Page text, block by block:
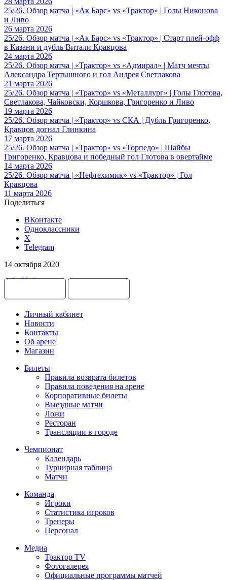
25/26. Обзор матча | «Ак Барс» vs «Трактор» | Голы Никонова
и Ливо
26 марта 2026
25/26. Обзор матча | «Ак Барс» vs «Трактор» | Старт плей-офф
в Казани и дубль Витали Кравцова
24 марта 2026
25/26. Обзор матча | «Трактор» vs «Адмирал» | Матч мечты
Александра Тертышного и гол Андрея Светлакова
21 марта 2026
25/26. Обзор матча | «Трактор» vs «Металлург» | Голы Глотова,
Светлакова, Чайковски, Коршкова, Григоренко и Ливо
19 марта 2026
25/26. Обзор матча | «Трактор» vs СКА | Дубль Григоренко,
Кравцов догнал Глинкина
17 марта 2026
25/26. Обзор матча | «Трактор» vs «Торпедо» | Шайбы
Григоренко, Кравцова и победный гол Глотова в овертайме
14 марта 2026
25/26. Обзор матча | «Нефтехимик» vs «Трактор» | Гол
Кравцова
11 марта 2026
Поделиться
ВКонтакте
Одноклассники
X
Telegram
14 октября 2020
Личный кабинет
Новости
Контакты
Об арене
Магазин
Билеты
Правила возврата билетов
Правила поведения на арене
Корпоративные билеты
Выездные матчи
Ложи
Ресторан
Трансляции в городе
Чемпионат
Календарь
Турнирная таблица
Матчи
Команда
Игроки
Статистика игроков
Тренеры
Персонал
Медиа
Трактор TV
Фотогалерея
Официальные программы матчей